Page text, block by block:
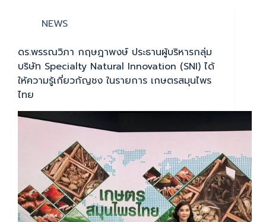
NEWS
ดร.พรรณวิภา กฤษฎาพงษ์ ประธานผู้บริหารกลุ่ม
บริษัท Specialty Natural Innovation (SNI) ได้
ให้ความรู้เกี่ยวกัญชง ในรายการ เกษตรสมุนไพร
ไทย